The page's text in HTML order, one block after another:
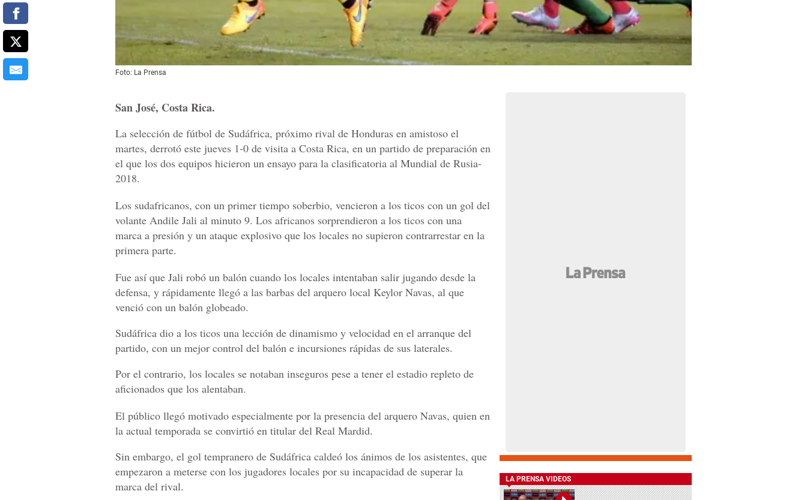
Foto: La Prensa
San José, Costa Rica.
La selección de fútbol de Sudáfrica, próximo rival de Honduras en amistoso el
martes, derrotó este jueves 1-0 de visita a Costa Rica, en un partido de preparación en
el que los dos equipos hicieron un ensayo para la clasificatoria al Mundial de Rusia-
2018.
Los sudafricanos, con un primer tiempo soberbio, vencieron a los ticos con un gol del
volante Andile Jali al minuto 9. Los africanos sorprendieron a los ticos con una
marca a presión y un ataque explosivo que los locales no supieron contrarrestar en la
primera parte.
Fue así que Jali robó un balón cuando los locales intentaban salir jugando desde la
defensa, y rápidamente llegó a las barbas del arquero local Keylor Navas, al que
venció con un balón globeado.
Sudáfrica dio a los ticos una lección de dinamismo y velocidad en el arranque del
partido, con un mejor control del balón e incursiones rápidas de sus laterales.
Por el contrario, los locales se notaban inseguros pese a tener el estadio repleto de
aficionados que los alentaban.
El público llegó motivado especialmente por la presencia del arquero Navas, quien en
la actual temporada se convirtió en titular del Real Mardid.
Sin embargo, el gol tempranero de Sudáfrica caldeó los ánimos de los asistentes, que
empezaron a meterse con los jugadores locales por su incapacidad de superar la
marca del rival.
LA PRENSA VIDEOS